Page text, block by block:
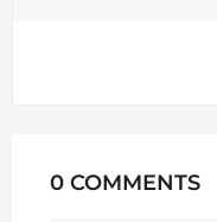
0 COMMENTS